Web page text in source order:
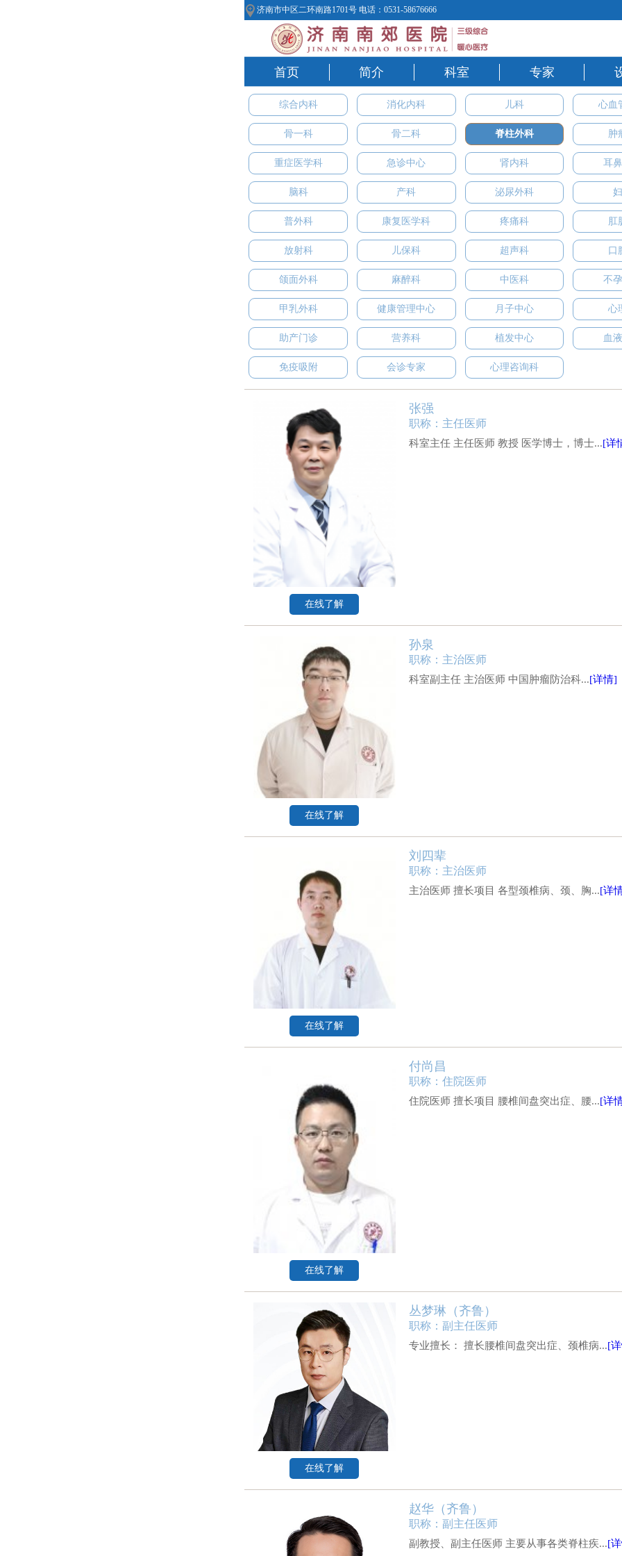
济南市中区二环南路1701号 电话：0531-58676666
首页 简介 科室 专家
综合内科 消化内科 儿科 心血
骨一科 骨二科 脊柱外科 肿
重症医学科 急诊中心 肾内科 耳
脑科 产科 泌尿外科
普外科 康复医学科 疼痛科 肛
放射科 儿保科 超声科 口
颌面外科 麻醉科 中医科 不
甲乳外科 健康管理中心 月子中心 心
助产门诊 营养科 植发中心 血
免疫吸附 会诊专家 心理咨询科
在线了解
张强
职称：主任医师
科室主任 主任医师 教授 医学博士，博士...[详
在线了解
孙泉
职称：主治医师
​科室副主任 主治医师 中国肿瘤防治科...[详情]
在线了解
刘四辈
职称：主治医师
主治医师 擅长项目 各型颈椎病、颈、胸...[详
在线了解
付尚昌
职称：住院医师
住院医师 擅长项目 腰椎间盘突出症、腰...[详
在线了解
丛梦琳（齐鲁）
职称：副主任医师
专业擅长： 擅长腰椎间盘突出症、颈椎病...[
赵华（齐鲁）
职称：副主任医师
副教授、副主任医师 主要从事各类脊柱疾...[